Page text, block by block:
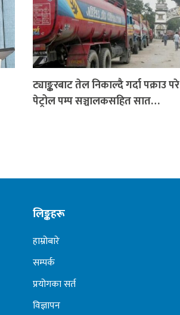
ट्याङ्करबाट तेल निकाल्दै गर्दा पक्राउ परे
पेट्रोल पम्प सञ्चालकसहित सात…
लिङ्कहरू
हाम्रोबारे
सम्पर्क
प्रयोगका सर्त
विज्ञापन